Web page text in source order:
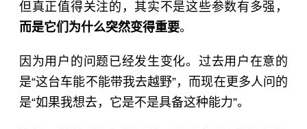
但真正值得关注的，其实不是这些参数有多强，
而是它们为什么突然变得重要。
因为用户的问题已经发生变化。过去用户在意的
是“这台车能不能带我去越野”，而现在更多人问的
是“如果我想去，它是不是具备这种能力”。